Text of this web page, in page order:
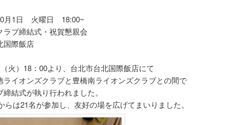
月1日 火曜日 18:00~
ラブ締結式・祝賀懇親会
際飯店
）18：00より、台北市台北国際飯店にて
ライオンズクラブと豊橋南ライオンズクラブとの間で
結式が執り行われました。
らは21名が参加し、友好の場を広げてまいりました。